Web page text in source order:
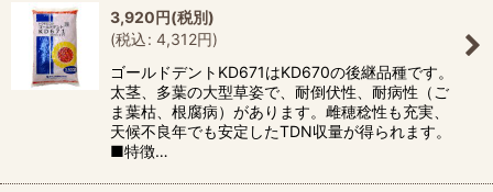
3,920円(税別)
(税込: 4,312円)
ゴールドデントKD671はKD670の後継品種です。
太茎、多葉の大型草姿で、耐倒伏性、耐病性（ご
ま葉枯、根腐病）があります。雌穂稔性も充実、
天候不良年でも安定したTDN収量が得られます。
■特徴…